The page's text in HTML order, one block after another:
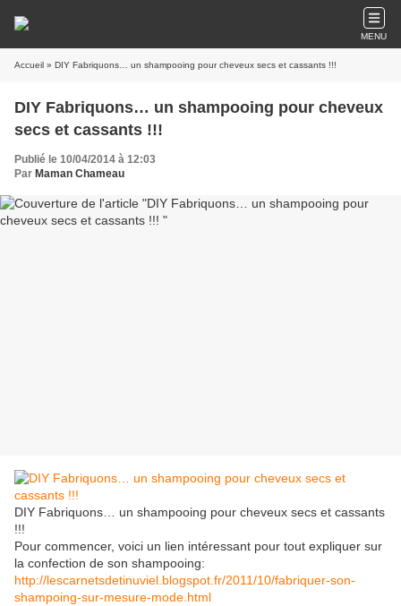
MENU
Accueil » DIY Fabriquons… un shampooing pour cheveux secs et cassants !!!
DIY Fabriquons… un shampooing pour cheveux
secs et cassants !!!
Publié le 10/04/2014 à 12:03
Par Maman Chameau
DIY Fabriquons… un shampooing pour cheveux secs et cassants
!!!
Pour commencer, voici un lien intéressant pour tout expliquer sur
la confection de son shampooing:
http://lescarnetsdetinuviel.blogspot.fr/2011/10/fabriquer-son-
shampoing-sur-mesure-mode.html